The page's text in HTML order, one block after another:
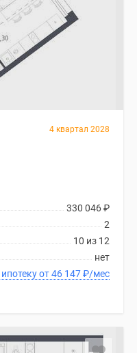
4 квартал 2028
330 046₽
2
10 из 12
нет
В ипотеку от 46 147₽/мес